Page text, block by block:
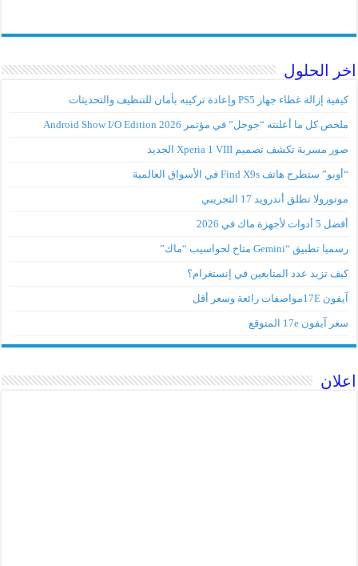
اخر الحلول
كيفية إزالة غطاء جهاز PS5 وإعادة تركيبه بأمان للتنظيف والتحديثات
ملخص كل ما أعلنته “جوجل” في مؤتمر Android Show I/O Edition 2026
صور مسربة تكشف تصميم Xperia 1 VIII الجديد
“أوبو” ستطرح هاتف Find X9s في الأسواق العالمية
موتورولا تطلق أندرويد 17 التجريبي
أفضل 5 أدوات لأجهزة ماك في 2026
رسميا تطبيق “Gemini متاح لحواسيب “ماك”
كيف تزيد عدد المتابعين في إنستغرام؟
آيفون 17Eمواصفات رائعة وسعر أقل
سعر آيفون 17e المتوقع
اعلان